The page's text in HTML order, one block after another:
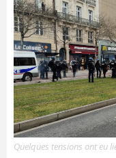
Quelques tensions ont eu